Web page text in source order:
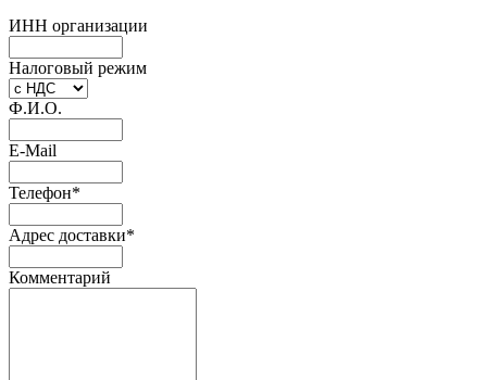
ИНН организации
Налоговый режим
Ф.И.О.
E-Mail
Телефон*
Адрес доставки*
Комментарий